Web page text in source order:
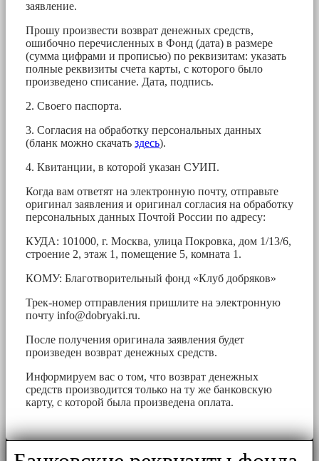
заявление.
Прошу произвести возврат денежных средств,
ошибочно перечисленных в Фонд (дата) в размере
(сумма цифрами и прописью) по реквизитам: указать
полные реквизиты счета карты, с которого было
произведено списание. Дата, подпись.
2. Своего паспорта.
3. Согласия на обработку персональных данных
(бланк можно скачать здесь).
4. Квитанции, в которой указан СУИП.
Когда вам ответят на электронную почту, отправьте
оригинал заявления и оригинал согласия на обработку
персональных данных Почтой России по адресу:
КУДА: 101000, г. Москва, улица Покровка, дом 1/13/6,
строение 2, этаж 1, помещение 5, комната 1.
КОМУ: Благотворительный фонд «Клуб добряков»
Трек-номер отправления пришлите на электронную
почту info@dobryaki.ru.
После получения оригинала заявления будет
произведен возврат денежных средств.
Информируем вас о том, что возврат денежных
средств производится только на ту же банковскую
карту, с которой была произведена оплата.